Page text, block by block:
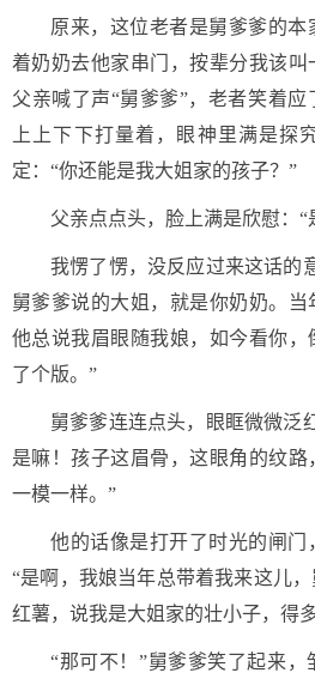
原来，这位老者是舅爹爹的
着奶奶去他家串门，按辈分我该
父亲喊了声“舅爹爹”，老者笑着应
上上下下打量着，眼神里满是探
定：“你还能是我大姐家的孩子？”
父亲点点头，脸上满是欣慰：
我愣了愣，没反应过来这话的
舅爹爹说的大姐，就是你奶奶。当
他总说我眉眼随我娘，如今看你，
了个版。”
舅爹爹连连点头，眼眶微微泛
是嘛！孩子这眉骨，这眼角的纹
一模一样。”
他的话像是打开了时光的闸门
“是啊，我娘当年总带着我来这儿
红薯，说我是大姐家的壮小子，得
“那可不！”舅爹爹笑了起来